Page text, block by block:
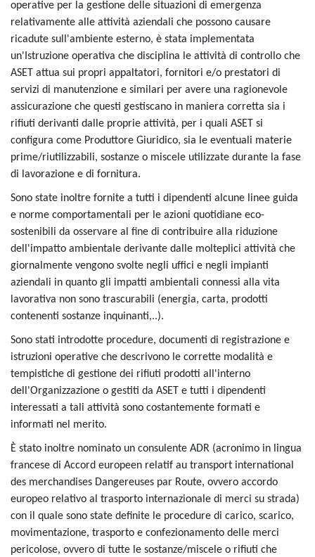
operative per la gestione delle situazioni di emergenza
relativamente alle attività aziendali che possono causare
ricadute sull'ambiente esterno, è stata implementata
un'Istruzione operativa che disciplina le attività di controllo che
ASET attua sui propri appaltatori, fornitori e/o prestatori di
servizi di manutenzione e similari per avere una ragionevole
assicurazione che questi gestiscano in maniera corretta sia i
rifiuti derivanti dalle proprie attività, per i quali ASET si
configura come Produttore Giuridico, sia le eventuali materie
prime/riutilizzabili, sostanze o miscele utilizzate durante la fase
di lavorazione e di fornitura.
Sono state inoltre fornite a tutti i dipendenti alcune linee guida
e norme comportamentali per le azioni quotidiane eco-
sostenibili da osservare al fine di contribuire alla riduzione
dell'impatto ambientale derivante dalle molteplici attività che
giornalmente vengono svolte negli uffici e negli impianti
aziendali in quanto gli impatti ambientali connessi alla vita
lavorativa non sono trascurabili (energia, carta, prodotti
contenenti sostanze inquinanti,..).
Sono stati introdotte procedure, documenti di registrazione e
istruzioni operative che descrivono le corrette modalità e
tempistiche di gestione dei rifiuti prodotti all'interno
dell'Organizzazione o gestiti da ASET e tutti i dipendenti
interessati a tali attività sono costantemente formati e
informati nel merito.
È stato inoltre nominato un consulente ADR (acronimo in lingua
francese di Accord europeen relatif au transport international
des merchandises Dangereuses par Route, ovvero accordo
europeo relativo al trasporto internazionale di merci su strada)
con il quale sono state definite le procedure di carico, scarico,
movimentazione, trasporto e confezionamento delle merci
pericolose, ovvero di tutte le sostanze/miscele o rifiuti che